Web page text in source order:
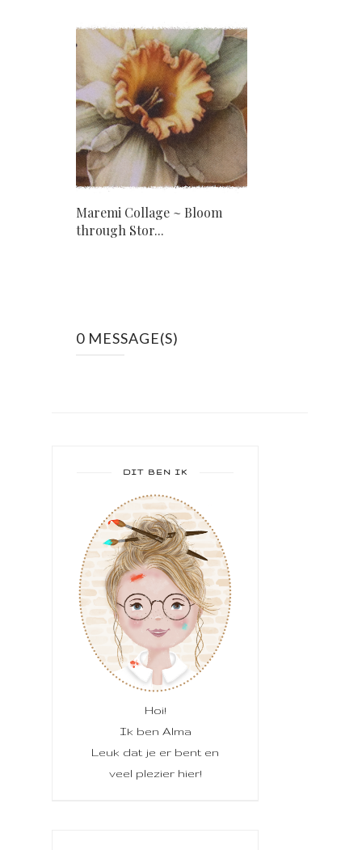
Maremi Collage ~ Bloom
through Stor...
0 MESSAGE(S)
DIT BEN IK
Hoi!
Ik ben Alma
Leuk dat je er bent en
veel plezier hier!